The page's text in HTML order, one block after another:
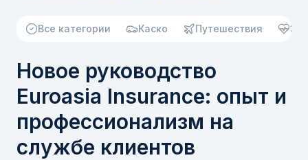
Все категории Каско Путешествия
Новое руководство
Euroasia Insurance: опыт и
профессионализм на
службе клиентов